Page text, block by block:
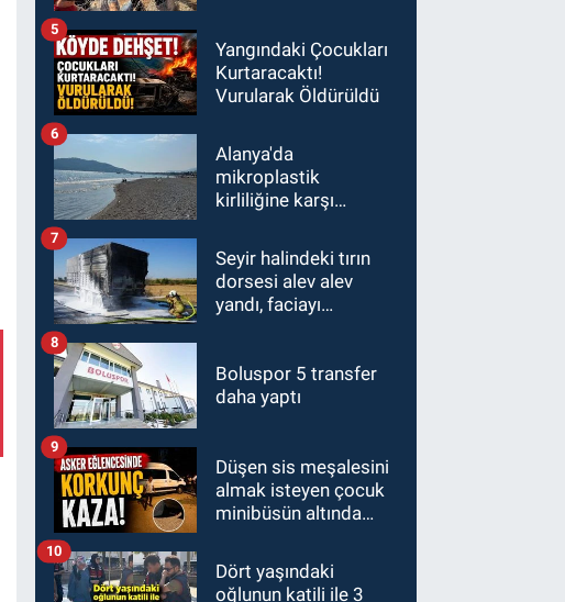
Yangındaki Çocukları
Kurtaracaktı!
Vurularak Öldürüldü
5
Alanya'da
mikroplastik
kirliliğine karşı
verildi
6
Seyir halindeki tırın
dorsesi alev alev
yandı, faciayı
7
Boluspor 5 transfer
daha yaptı
8
Düşen sis meşalesini
almak isteyen çocuk
minibüsün altında
9
Dört yaşındaki
oğlunun katili ile 3
10